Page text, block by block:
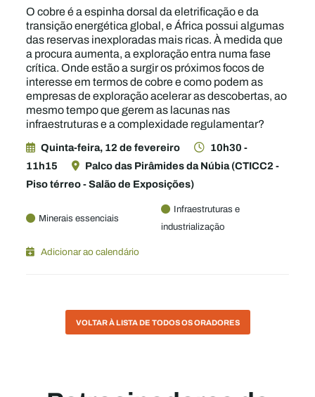
O cobre é a espinha dorsal da eletrificação e da
transição energética global, e África possui algumas
das reservas inexploradas mais ricas. À medida que
a procura aumenta, a exploração entra numa fase
crítica. Onde estão a surgir os próximos focos de
interesse em termos de cobre e como podem as
empresas de exploração acelerar as descobertas, ao
mesmo tempo que gerem as lacunas nas
infraestruturas e a complexidade regulamentar?
Quinta-feira, 12 de fevereiro
10h30 -
11h15
Palco das Pirâmides da Núbia (CTICC2 -
Piso térreo - Salão de Exposições)
Minerais essenciais
Infraestruturas e
industrialização
Adicionar ao calendário
VOLTAR À LISTA DE TODOS OS ORADORES